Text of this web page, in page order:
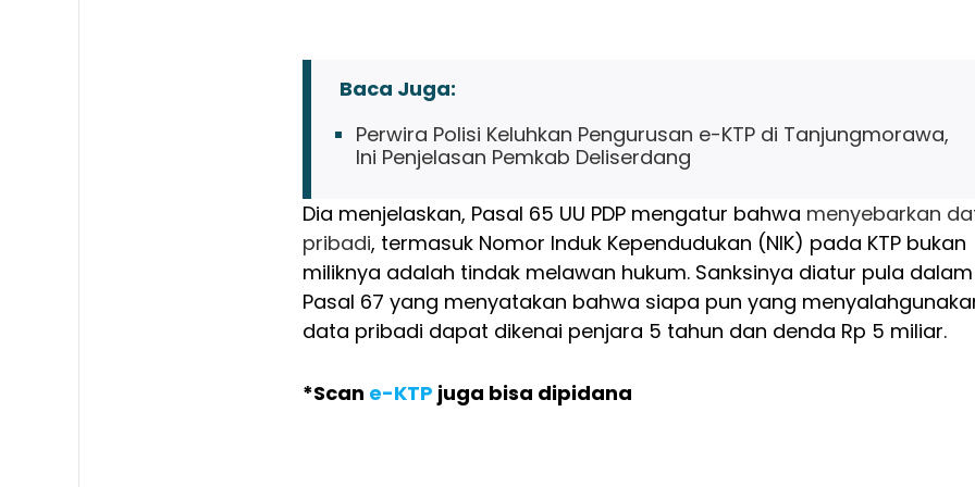
Baca Juga:
Perwira Polisi Keluhkan Pengurusan e-KTP di Tanjungmorawa,
Ini Penjelasan Pemkab Deliserdang
Dia menjelaskan, Pasal 65 UU PDP mengatur bahwa menyebarkan
pribadi, termasuk Nomor Induk Kependudukan (NIK) pada KTP bukan
miliknya adalah tindak melawan hukum. Sanksinya diatur pula dalam
Pasal 67 yang menyatakan bahwa siapa pun yang
data pribadi dapat dikenai penjara 5 tahun dan denda Rp 5 miliar.
*Scan e-KTP juga bisa dipidana